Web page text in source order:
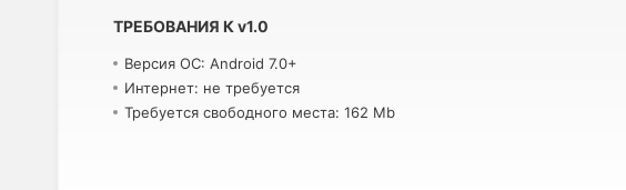
ТРЕБОВАНИЯ К v1.0
Версия ОС: Android 7.0+
Интернет: не требуется
Требуется свободного места: 162 Mb